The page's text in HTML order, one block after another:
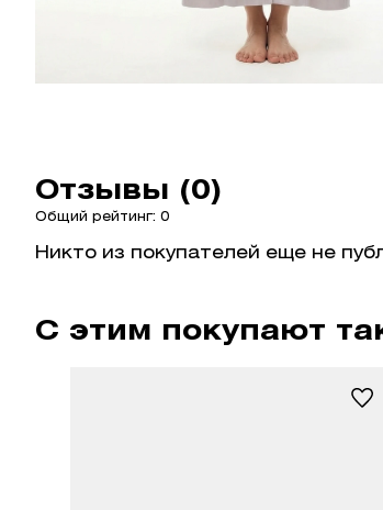
Отзывы (0)
Общий рейтинг: 0
Никто из покупателей еще не
С этим покупают